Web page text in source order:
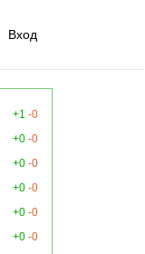
Вход
+1 -0
+0 -0
+0 -0
+0 -0
+0 -0
+0 -0